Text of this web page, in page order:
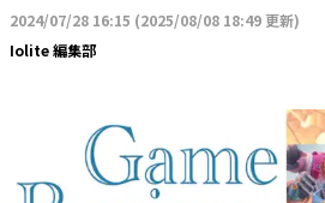
2024/07/28 16:15 (2025/08/08 18:49 更新)
Iolite 編集部